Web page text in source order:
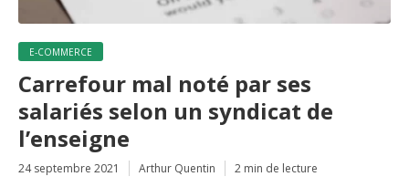
E-COMMERCE
Carrefour mal noté par ses
salariés selon un syndicat de
l’enseigne
24 septembre 2021 Arthur Quentin 2 min de lecture